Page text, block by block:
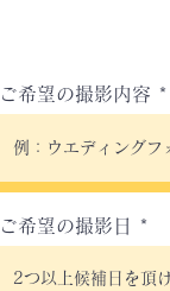
ご希望の撮影内容
ご希望の撮影日